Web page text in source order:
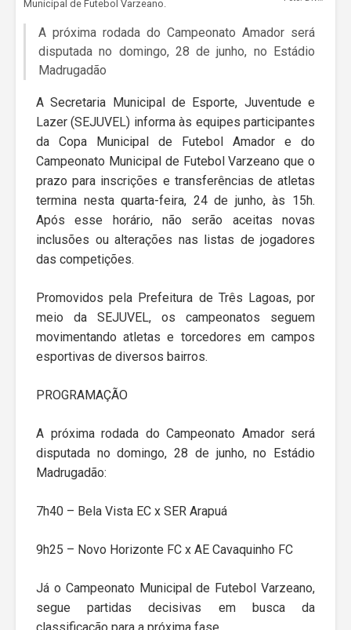
Municipal de Futebol Varzeano.
A próxima rodada do Campeonato Amador será
disputada no domingo, 28 de junho, no Estádio
Madrugadão
A Secretaria Municipal de Esporte, Juventude e
Lazer (SEJUVEL) informa às equipes participantes
da Copa Municipal de Futebol Amador e do
Campeonato Municipal de Futebol Varzeano que o
prazo para inscrições e transferências de atletas
termina nesta quarta-feira, 24 de junho, às 15h.
Após esse horário, não serão aceitas novas
inclusões ou alterações nas listas de jogadores
das competições.
Promovidos pela Prefeitura de Três Lagoas, por
meio da SEJUVEL, os campeonatos seguem
movimentando atletas e torcedores em campos
esportivas de diversos bairros.
PROGRAMAÇÃO
A próxima rodada do Campeonato Amador será
disputada no domingo, 28 de junho, no Estádio
Madrugadão:
7h40 – Bela Vista EC x SER Arapuá
9h25 – Novo Horizonte FC x AE Cavaquinho FC
Já o Campeonato Municipal de Futebol Varzeano,
segue partidas decisivas em busca da